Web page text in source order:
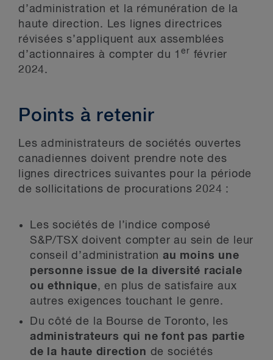
d’administration et la rémunération de la
haute direction. Les lignes directrices
révisées s’appliquent aux assemblées
d’actionnaires à compter du 1er février
2024.
Points à retenir
Les administrateurs de sociétés ouvertes
canadiennes doivent prendre note des
lignes directrices suivantes pour la période
de sollicitations de procurations 2024 :
Les sociétés de l’indice composé
S&P/TSX doivent compter au sein de leur
conseil d’administrationau moins une
personne issue de la diversité raciale
ou ethnique, en plus de satisfaire aux
autres exigences touchant le genre.
Du côté de la Bourse de Toronto, les
administrateurs qui ne font pas partie
de la haute direction de sociétés